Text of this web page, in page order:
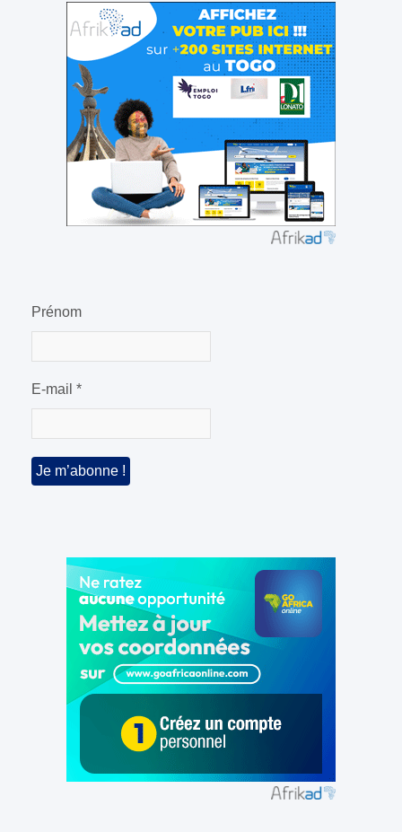
Prénom
E-mail *